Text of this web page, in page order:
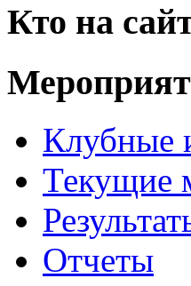
Кто на
Клубные
Текущие
Отчеты